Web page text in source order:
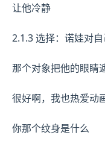
让他冷静
2.1.3 选择：诺娃对
那个对象把他的眼睛
很好啊，我也热爱动
你那个纹身是什么